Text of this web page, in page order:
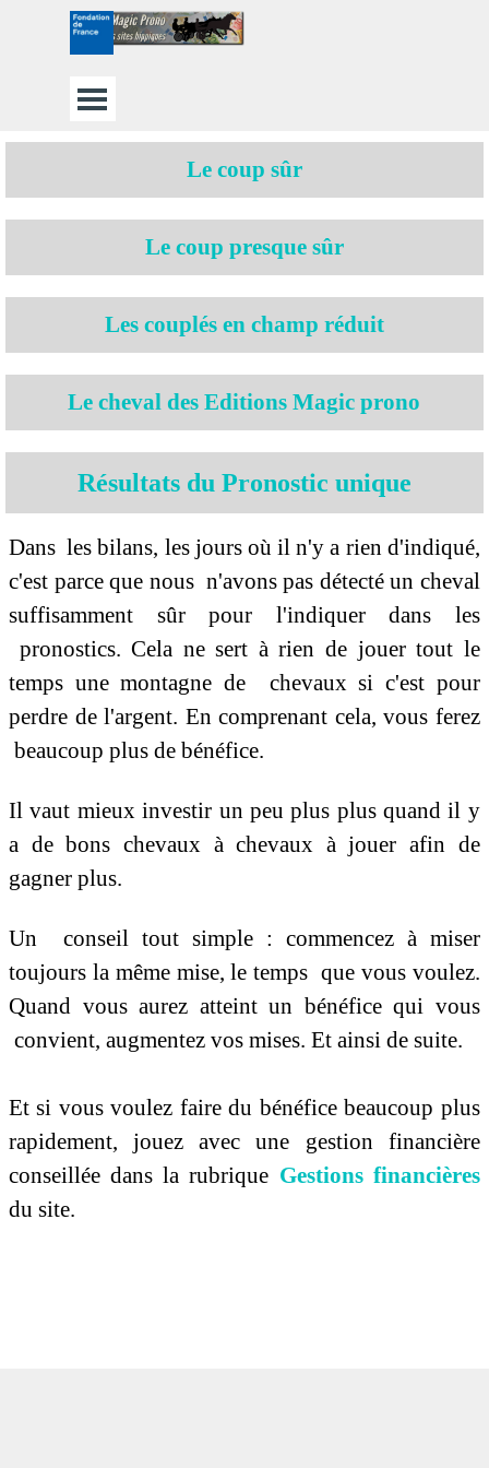
Aller au contenu
Sauter le menu
Le coup sûr
Le coup presque sûr
Les couplés en champ réduit
Le chevaldes Editions Magic prono
Résultats du Pronostic unique
Dans les bilans, les jours où il n'y a rien d'indiqué,
c'est parce que nous n'avons pas détecté un cheval
suffisamment sûr pour l'indiquer dans les
pronostics. Cela ne sert à rien de jouer tout le
temps une montagne de chevaux si c'est pour
perdre de l'argent. En comprenant cela, vous ferez
beaucoup plus de bénéfice.
Il vaut mieux investir un peu plus plus quand il y
a de bons chevaux à chevaux à jouer afin de
gagner plus.
Un conseil tout simple : commencez à miser
toujours la même mise, le temps que vous voulez.
Quand vous aurez atteint un bénéfice qui vous
convient, augmentez vos mises. Et ainsi de suite.
Et si vous voulez faire du bénéfice beaucoup plus
rapidement, jouez avec une gestion financière
conseillée dans la rubrique Gestions financières
du site.